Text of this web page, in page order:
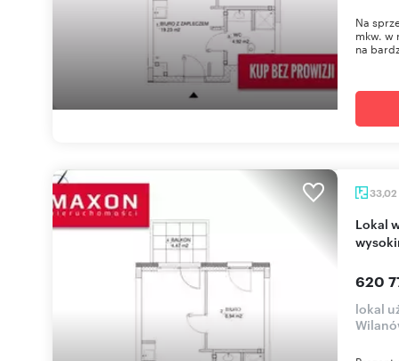
Na
mkw. w
na
33,02
Lokal w Wilanowie z opcją wykończenia i
620
lokal